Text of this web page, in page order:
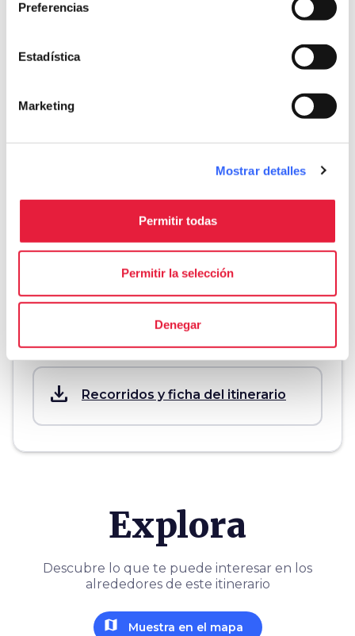
Preferencias
Estadística
Marketing
Mostrar detalles
Permitir todas
Permitir la selección
Denegar
Informaciones
info Más informaciones
Download
save_alt Recorridos y ficha del itinerario
Explora
Descubre lo que te puede interesar en los
alrededores de este itinerario
map Muestra en el mapa